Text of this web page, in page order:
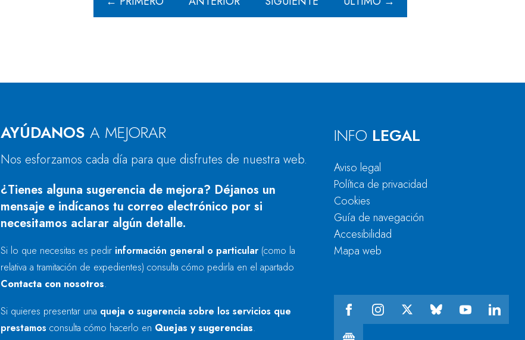
AYÚDANOS A MEJORAR
Nos esforzamos cada día para que disfrutes de nuestra web.
¿Tienes alguna sugerencia de mejora? Déjanos un
mensaje e indícanos tu correo electrónico por si
necesitamos aclarar algún detalle.
Si lo que necesitas es pedir información general o particular (como la
relativa a tramitación de expedientes) consulta cómo pedirla en el apartado
Contacta con nosotros.
Si quieres presentar una queja o sugerencia sobre los servicios que
prestamos consulta cómo hacerlo en Quejas y sugerencias.
INFO LEGAL
Aviso legal
Política de privacidad
Cookies
Guía de navegación
Accesibilidad
Mapa web